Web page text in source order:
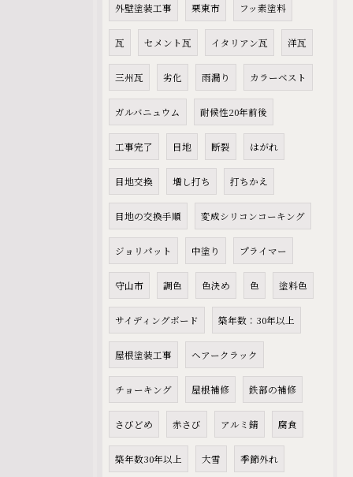
外壁塗装工事 栗東市 フッ素塗料
瓦 セメント瓦 イタリアン瓦 洋瓦
三州瓦 劣化 雨漏り カラーベスト
ガルバニュウム 耐候性20年前後
工事完了 目地 断裂 はがれ
目地交換 増し打ち 打ちかえ
目地の交換手順 変成シリコンコーキング
ジョリパット 中塗り プライマー
守山市 調色 色決め 色 塗料色
サイディングボード 築年数：30年以上
屋根塗装工事 ヘアークラック
チョーキング 屋根補修 鉄部の補修
さびどめ 赤さび アルミ錆 腐食
築年数30年以上 大雪 季節外れ